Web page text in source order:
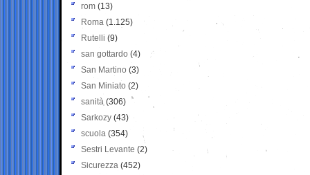
rom (13)
Roma (1.125)
Rutelli (9)
san gottardo (4)
San Martino (3)
San Miniato (2)
sanità (306)
Sarkozy (43)
scuola (354)
Sestri Levante (2)
Sicurezza (452)